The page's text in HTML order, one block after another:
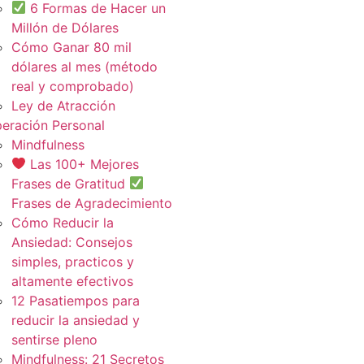
6 Formas de Hacer un
Millón de Dólares
Cómo Ganar 80 mil
dólares al mes (método
real y comprobado)
Ley de Atracción
Personal
Mindfulness
Las 100+ Mejores
Frases de Gratitud
Frases de Agradecimiento
Cómo Reducir la
Ansiedad: Consejos
simples, practicos y
altamente efectivos
12 Pasatiempos para
reducir la ansiedad y
sentirse pleno
Mindfulness: 21 Secretos